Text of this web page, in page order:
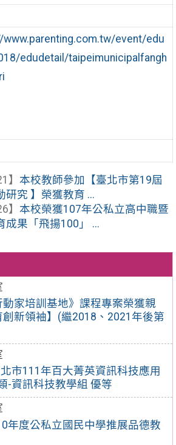
家培訓基地》課程專案榮獲親
新領袖】(繼2018、2021年後第
市111年百大菁英資訊科技應用
-資訊科技教學組 優等
年度公私立國民中學推展品德教
www.parenting.com.tw/event/edu
edudetail/taipeimunicipalfangh
】 本校教師參加【臺北市第19屆
研究 】榮獲教育 ...
】 本校榮獲107年公私立高中職暨
成果「飛揚100」 ...